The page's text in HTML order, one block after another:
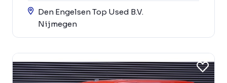
Den Engelsen Top Used B.V.
Nijmegen